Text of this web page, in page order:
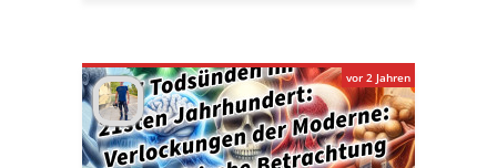
vor 2 Jahren